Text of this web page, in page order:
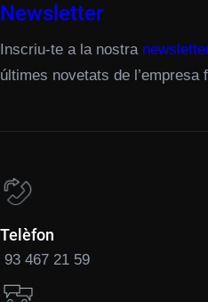
Newsletter
Inscriu-te a la nostra
últimes novetats de l’empresa
Telèfon
93 467 21 59